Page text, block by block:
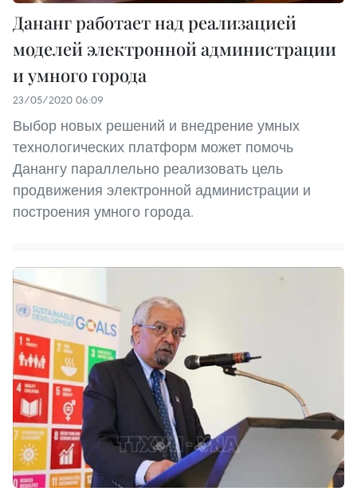
Дананг работает над реализацией
моделей электронной администрации
и умного города
23/05/2020 06:09
Выбор новых решений и внедрение умных
технологических платформ может помочь
Данангу параллельно реализовать цель
продвижения электронной администрации и
построения умного города.